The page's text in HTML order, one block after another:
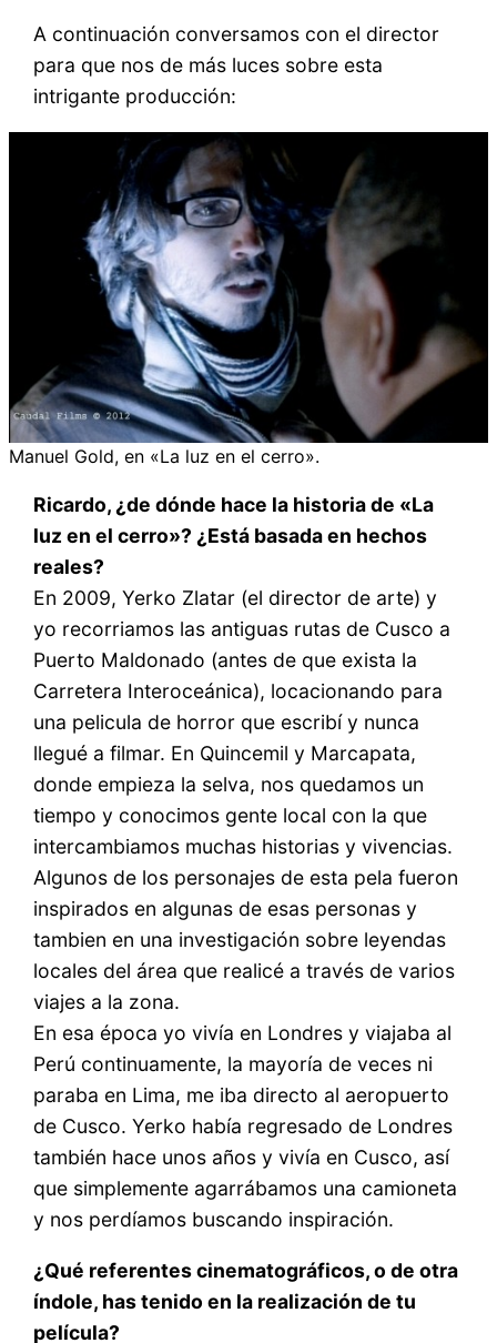
A continuación conversamos con el director
para que nos de más luces sobre esta
intrigante producción:
Manuel Gold, en «La luz en el cerro».
Ricardo, ¿de dónde hace la historia de «La
luz en el cerro»? ¿Está basada en hechos
reales?
En 2009, Yerko Zlatar (el director de arte) y
yo recorriamos las antiguas rutas de Cusco a
Puerto Maldonado (antes de que exista la
Carretera Interoceánica), locacionando para
una pelicula de horror que escribí y nunca
llegué a filmar. En Quincemil y Marcapata,
donde empieza la selva, nos quedamos un
tiempo y conocimos gente local con la que
intercambiamos muchas historias y vivencias.
Algunos de los personajes de esta pela fueron
inspirados en algunas de esas personas y
tambien en una investigación sobre leyendas
locales del área que realicé a través de varios
viajes a la zona.
En esa época yo vivía en Londres y viajaba al
Perú continuamente, la mayoría de veces ni
paraba en Lima, me iba directo al aeropuerto
de Cusco. Yerko había regresado de Londres
también hace unos años y vivía en Cusco, así
que simplemente agarrábamos una camioneta
y nos perdíamos buscando inspiración.
¿Qué referentes cinematográficos, o de otra
índole, has tenido en la realización de tu
película?